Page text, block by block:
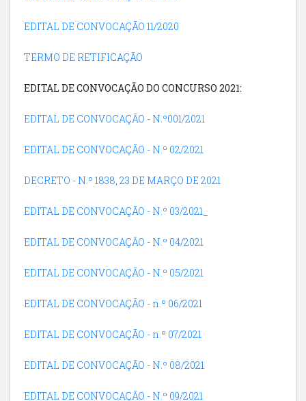
EDITAL DE CONVOCAÇÃO 11/2020
TERMO DE RETIFICAÇÃO
EDITAL DE CONVOCAÇÃO DO CONCURSO 2021:
EDITAL DE CONVOCAÇÃO - N.º001/2021
EDITAL DE CONVOCAÇÃO - N.º 02/2021
DECRETO - N.º 1838, 23 DE MARÇO DE 2021
EDITAL DE CONVOCAÇÃO - N.º 03/2021
EDITAL DE CONVOCAÇÃO - N.º 04/2021
EDITAL DE CONVOCAÇÃO - N.º 05/2021
EDITAL DE CONVOCAÇÃO - n.º 06/2021
EDITAL DE CONVOCAÇÃO - n.º 07/2021
EDITAL DE CONVOCAÇÃO - N.º 08/2021
EDITAL DE CONVOCAÇÃO - N.º 09/2021